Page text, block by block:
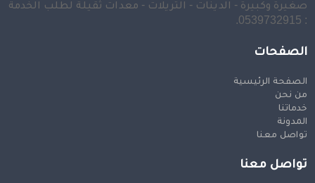
صغيرة وكبيرة - الدينات - التريلات - معدات ثقيلة لطلب الخدمة
: 0539732915.
الصفحات
الصفحة الرئيسية
من نحن
خدماتنا
المدونة
تواصل معنا
تواصل معنا